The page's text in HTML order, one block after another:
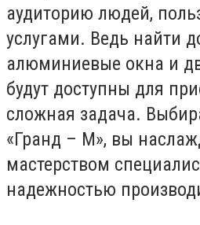
аудиторию людей,
услугами. Ведь найти
алюминиевые окна и
будут доступны для
сложная задача.
«Гранд – М», вы
мастерством
надежностью